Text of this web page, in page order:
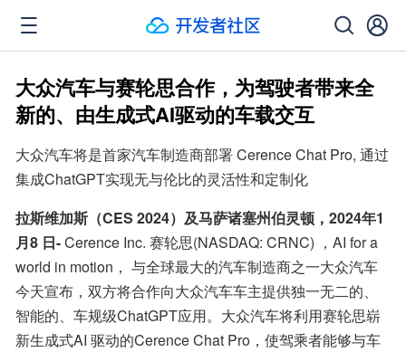
大众汽车与赛轮思合作，为驾驶者带来全
新的、由生成式AI驱动的车载交互
大众汽车将是首家汽车制造商部署 Cerence Chat Pro, 通过
集成ChatGPT实现无与伦比的灵活性和定制化
拉斯维加斯（CES 2024）及马萨诸塞州伯灵顿，2024年1
月8 日- Cerence Inc. 赛轮思(NASDAQ: CRNC) ，AI for a
world in motion， 与全球最大的汽车制造商之一大众汽车
今天宣布，双方将合作向大众汽车车主提供独一无二的、
智能的、车规级ChatGPT应用。大众汽车将利用赛轮思崭
新生成式AI 驱动的Cerence Chat Pro，使驾乘者能够与车